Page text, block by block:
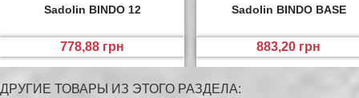
Sadolin BINDO 12
778,88 грн
Sadolin BINDO BASE
883,20 грн
ДРУГИЕ ТОВАРЫ ИЗ ЭТОГО РАЗДЕЛА: